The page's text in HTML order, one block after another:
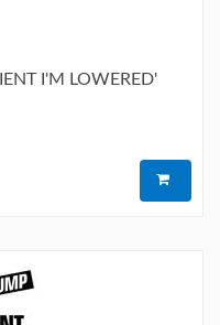
I'M LOWERED'